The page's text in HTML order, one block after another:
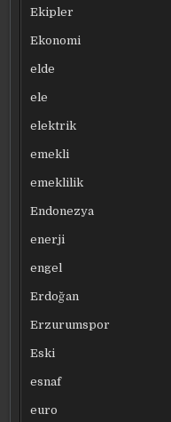
Ekipler
Ekonomi
elde
ele
elektrik
emekli
emeklilik
Endonezya
enerji
engel
Erdoğan
Erzurumspor
Eski
esnaf
euro